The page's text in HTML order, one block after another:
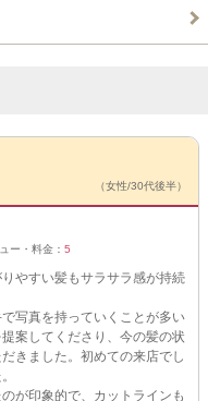
（女性/30代後半）
ー・料金： 5
やすい髪もサラサラ感が持続
写真を持っていくことが多い
案してくださり、今の髪の状
きました。初めての来店でし
が印象的で、カットラインも